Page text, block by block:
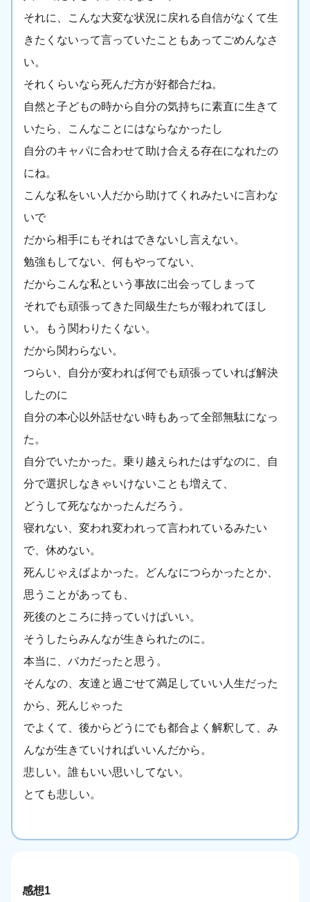
それに、こんな大変な状況に戻れる自信がなくて生
きたくないって言っていたこともあってごめんなさ
い。
それくらいなら死んだ方が好都合だね。
自然と子どもの時から自分の気持ちに素直に生きて
いたら、こんなことにはならなかったし
自分のキャパに合わせて助け合える存在になれたの
にね。
こんな私をいい人だから助けてくれみたいに言わな
いで
だから相手にもそれはできないし言えない。
勉強もしてない、何もやってない、
だからこんな私という事故に出会ってしまって
それでも頑張ってきた同級生たちが報われてほし
い。もう関わりたくない。
だから関わらない。
つらい、自分が変われば何でも頑張っていれば解決
したのに
自分の本心以外話せない時もあって全部無駄になっ
た。
自分でいたかった。乗り越えられたはずなのに、自
分で選択しなきゃいけないことも増えて、
どうして死ななかったんだろう。
寝れない、変われ変われって言われているみたい
で、休めない。
死んじゃえばよかった。どんなにつらかったとか、
思うことがあっても、
死後のところに持っていけばいい。
そうしたらみんなが生きられたのに。
本当に、バカだったと思う。
そんなの、友達と過ごせて満足していい人生だった
から、死んじゃった
でよくて、後からどうにでも都合よく解釈して、み
んなが生きていければいいんだから。
悲しい。誰もいい思いしてない。
とても悲しい。
感想1